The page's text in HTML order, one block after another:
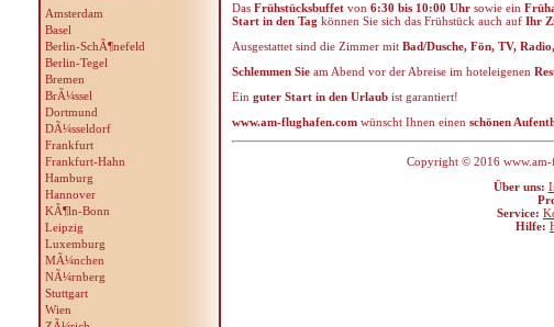
Das Frühstücksbuffet von 6:30 bis 10:00 Uhr sowie ein
Start in den Tag können Sie sich das Frühstück auch auf Ihr
Ausgestattet sind die Zimmer mit Bad/Dusche, Fön, TV,
Schlemmen Sie am Abend vor der Abreise im hoteleigenen
Ein guter Start in den Urlaub ist garantiert!
www.am-flughafen.com wünscht Ihnen einen schönen
Copyright © 2016 www.am-
Über uns:
Service:
Hilfe:
Amsterdam
Basel
Berlin-SchÃ¶nefeld
Berlin-Tegel
Bremen
BrÃ¼ssel
Dortmund
DÃ¼sseldorf
Frankfurt
Frankfurt-Hahn
Hamburg
Hannover
KÃ¶ln-Bonn
Leipzig
Luxemburg
MÃ¼nchen
NÃ¼rnberg
Stuttgart
Wien